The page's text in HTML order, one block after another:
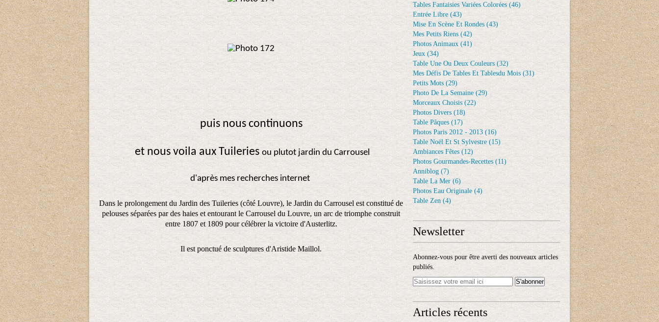
puis nous continuons
et nous voila aux Tuileries ou plutot jardin du Carrousel
d'après mes recherches internet
Dans le prolongement du Jardin des Tuileries (côté Louvre), le Jardin du Carrousel est constitué de
pelouses séparées par des haies et entourant le Carrousel du Louvre, un arc de triomphe construit
entre 1807 et 1809 pour célébrer la victoire d'Austerlitz.
Il est ponctué de sculptures d'Aristide Maillol.
Tables Fantaisies Variées Colorées (46)
Entrée Libre (43)
Mise En Scène Et Rondes (43)
Mes Petits Riens (42)
Photos Animaux (41)
Jeux (34)
Table Une Ou Deux Couleurs (32)
Mes Défis De Tables Et Tablesdu Mois (31)
Petits Mots (29)
Photo De La Semaine (29)
Morceaux Choisis (22)
Photos Divers (18)
Table Pâques (17)
Photos Paris 2012 - 2013 (16)
Table Noël Et St Sylvestre (15)
Ambiances Fêtes (12)
Photos Gourmandes-Recettes (11)
Anniblog (7)
Table La Mer (6)
Photos Eau Originale (4)
Table Zen (4)
Newsletter
Abonnez-vous pour être averti des nouveaux articles
publiés.
Articles récents